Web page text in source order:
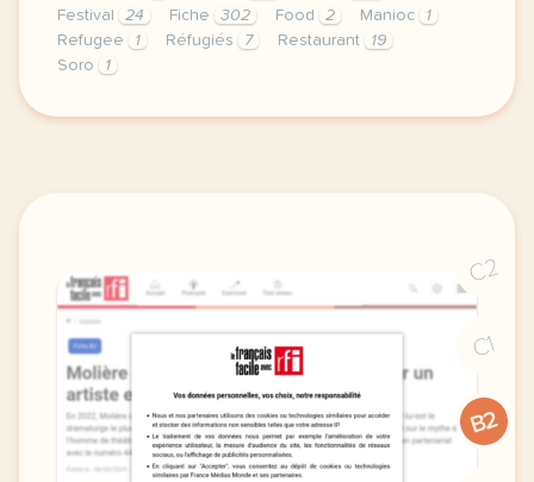
Festival
24 Fiche 302 Food 2 Manioc
1
Refugee
1 Réfugiés 7 Restaurant
19
Soro
1
fiche b1 refugee food festival rassembler autour
C2
C1
B2